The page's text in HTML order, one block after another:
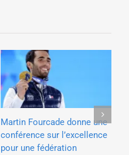
Martin Fourcade donne une
conférence sur l’excellence
pour une fédération